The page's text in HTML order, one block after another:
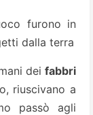
furono in
dalla terra
dei fabbri
riuscivano a
passò agli